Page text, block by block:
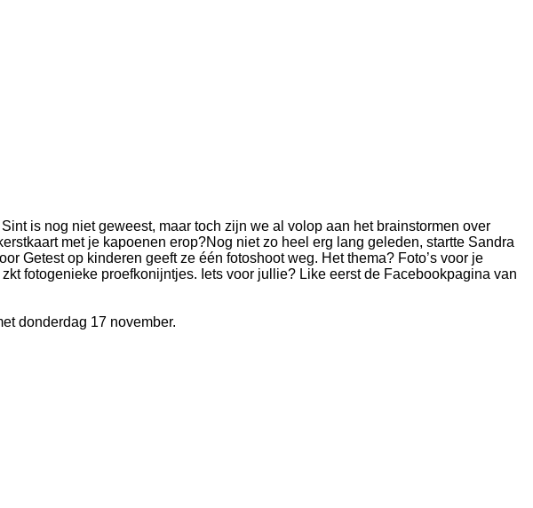
is nog niet geweest, maar toch zijn we al volop aan het brainstormen over
met je kapoenen erop?Nog niet zo heel erg lang geleden, startte Sandra
Getest op kinderen geeft ze één fotoshoot weg. Het thema? Foto’s voor je
fotogenieke proefkonijntjes. Iets voor jullie? Like eerst de Facebookpagina van
donderdag 17 november.